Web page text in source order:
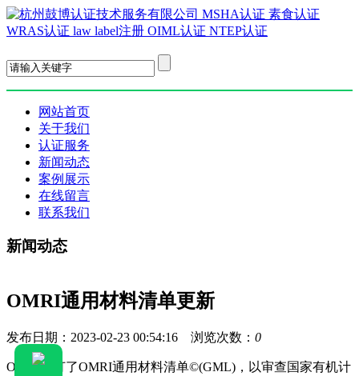
网站首页
关于我们
认证服务
新闻动态
案例展示
在线留言
联系我们
新闻动态
OMRI通用材料清单更新
发布日期：2023-02-23 00:54:16 浏览次数： 0
OMRI修订了OMRI通用材料清单©(GML)，以审查国家有机计